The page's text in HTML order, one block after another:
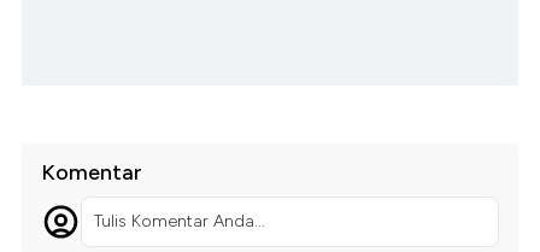
Komentar
Tulis Komentar Anda...